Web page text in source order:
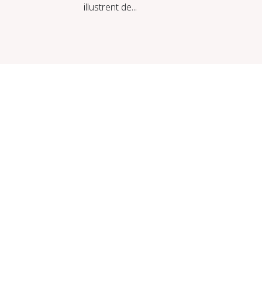
illustrent de...